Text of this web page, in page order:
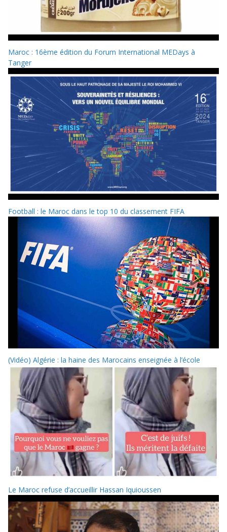
Maroc : 16ème édition du Forum International MEDays à
Tanger
Football : le Maroc dans le top 10 du classement FIFA
(Vidéo) Algérie : la haine des Marocains enseignée à l’école
Le Maroc refuse d’accueillir Hassan Iquioussen